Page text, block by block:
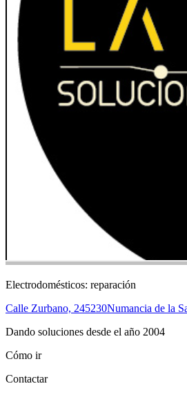
Electrodomésticos: reparación
Calle Zurbano, 245230Numancia de la
Dando soluciones desde el año 2004
Cómo ir
Contactar